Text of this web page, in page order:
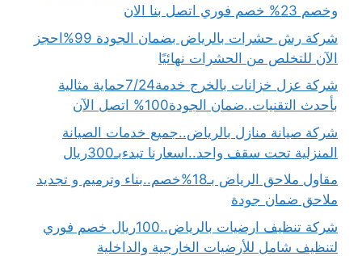
وخصم 23% خصم فوري اتصل بنا الان
شركة رش حشرات بالرياض بضمان الجودة 99%احجز
الآن للتخلص من الحشرات نهائيًا
شركة عزل خزانات بالخرج خدمة7/24حماية مثالية
بأحدث التقنيات..ضمان الجودة100% اتصل الآن
شركة صيانة منازل بالرياض..جميع خدمات الصيانة
المنزلية تحت سقف واحد..اسعارنا تبدءبـ300ريال
مقاول ملاحق الرياض بـ18%خصم..بناء وترميم و تجديد
ملاحق ضمان جودة
شركة تنظيف ارضيات بالرياض..100ريال خصم فوري
لتنظيف شامل للأرضيات الخارجية والداخلية